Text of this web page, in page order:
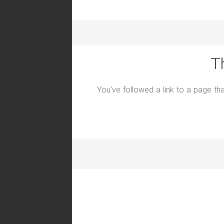
You've followed a link to a page